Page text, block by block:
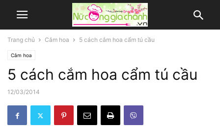
Trang chủ Cắm hoa 5 cách cắm hoa cẩm tú cầu
Cắm hoa
5 cách cắm hoa cẩm tú cầu
12/03/2014